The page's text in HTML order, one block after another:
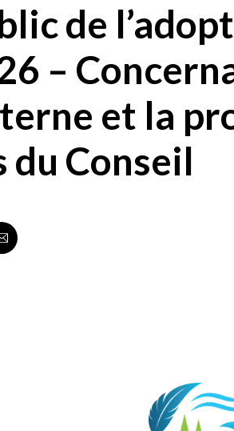
de
–
et la
du Conseil